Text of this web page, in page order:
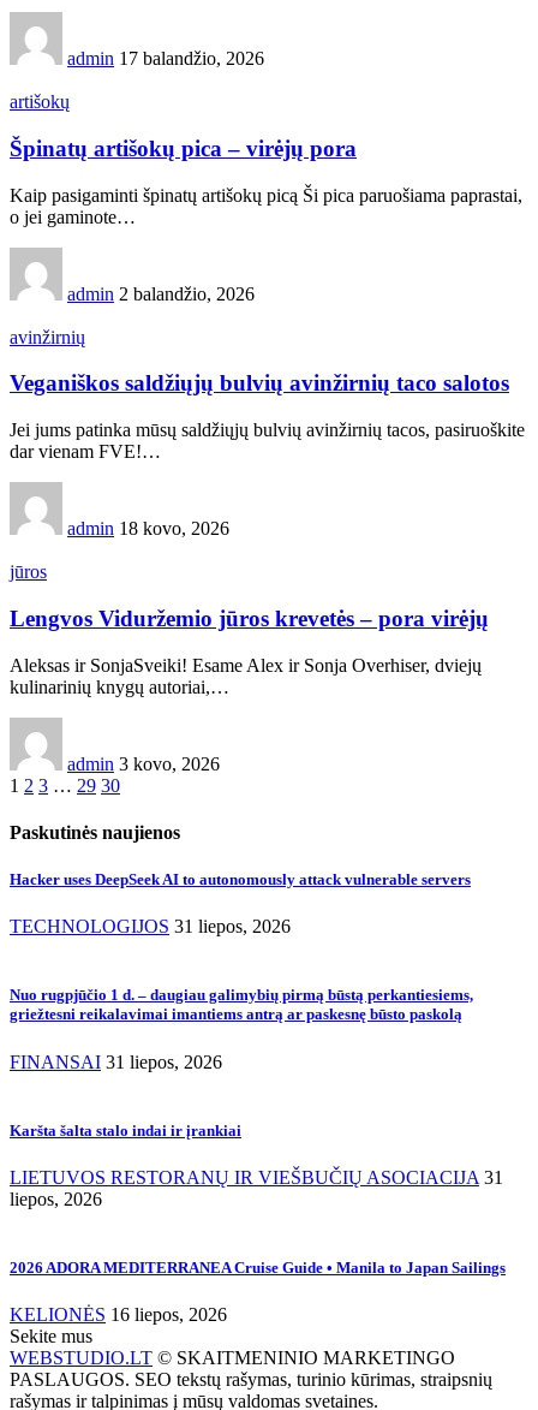
admin 17 balandžio, 2026
artišokų
Špinatų artišokų pica – virėjų pora
Kaip pasigaminti špinatų artišokų picą Ši pica paruošiama paprastai,
o jei gaminote…
admin 2 balandžio, 2026
avinžirnių
Veganiškos saldžiųjų bulvių avinžirnių taco salotos
Jei jums patinka mūsų saldžiųjų bulvių avinžirnių tacos, pasiruoškite
dar vienam FVE!…
admin 18 kovo, 2026
jūros
Lengvos Viduržemio jūros krevetės – pora virėjų
Aleksas ir SonjaSveiki! Esame Alex ir Sonja Overhiser, dviejų
kulinarinių knygų autoriai,…
admin 3 kovo, 2026
1 2 3 … 29 30
Paskutinės naujienos
Hacker uses DeepSeek AI to autonomously attack vulnerable servers
TECHNOLOGIJOS 31 liepos, 2026
Nuo rugpjūčio 1 d. – daugiau galimybių pirmą būstą perkantiesiems,
griežtesni reikalavimai imantiems antrą ar paskesnę būsto paskolą
FINANSAI 31 liepos, 2026
Karšta šalta stalo indai ir įrankiai
LIETUVOS RESTORANŲ IR VIEŠBUČIŲ ASOCIACIJA 31
liepos, 2026
2026 ADORA MEDITERRANEA Cruise Guide • Manila to Japan Sailings
KELIONĖS 16 liepos, 2026
Sekite mus
WEBSTUDIO.LT © SKAITMENINIO MARKETINGO
PASLAUGOS. SEO tekstų rašymas, turinio kūrimas, straipsnių
rašymas ir talpinimas į mūsų valdomas svetaines.